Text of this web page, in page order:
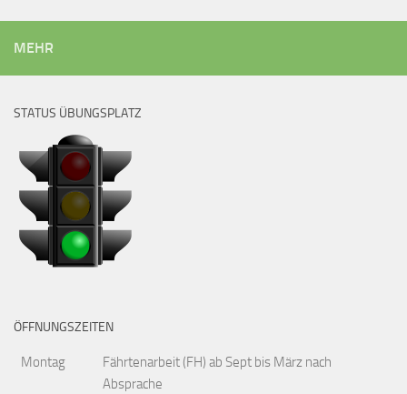
MEHR
STATUS ÜBUNGSPLATZ
ÖFFNUNGSZEITEN
Montag
Fährtenarbeit (FH) ab Sept bis März nach
Absprache